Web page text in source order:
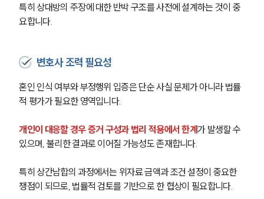
특히 상대방의 주장에 대한 반박 구조를 사전에 설계하는 것이 중
요합니다.
변호사 조력 필요성
혼인 인식 여부와 부정행위 입증은 단순 사실 문제가 아니라 법률
적 평가가 필요한 영역입니다.
개인이 대응할 경우 증거 구성과 법리 적용에서 한계가 발생할 수
있으며, 불리한 결과로 이어질 가능성도 존재합니다.
특히 상간남합의 과정에서는 위자료 금액과 조건 설정이 중요한
쟁점이 되므로, 법률적 검토를 기반으로 한 협상이 필요합니다.